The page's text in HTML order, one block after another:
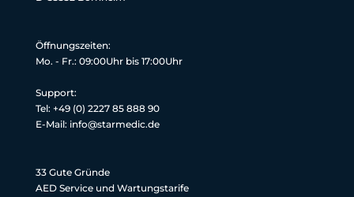
Öffnungszeiten:
Mo. - Fr.: 09:00Uhr bis 17:00Uhr
Support:
Tel: +49 (0) 2227 85 888 90
E-Mail: info@starmedic.de
33 Gute Gründe
AED Service und Wartungstarife